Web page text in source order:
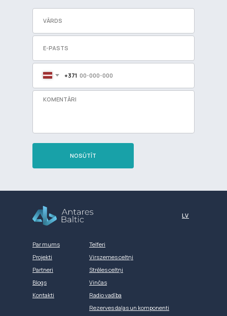
+371
NOSŪTĪT
Par mums
Projekti
Partneri
Blogs
Kontakti
Telferi
Virszemes celtņi
Strēles celtņi
Vinčas
Radio vadība
Rezerves daļas un komponenti
LV
Разработка сайта